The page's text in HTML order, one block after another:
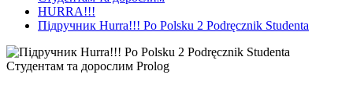
HURRA!!!
Підручник Hurra!!! Po Polsku 2 Podręcznik Studenta